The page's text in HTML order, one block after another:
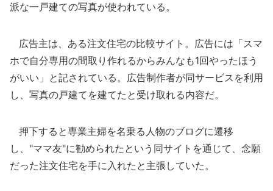
派な一戸建ての写真が使われている。
広告主は、ある注文住宅の比較サイト。広告には「スマ
ホで自分専用の間取り作れるからみんなも1回やったほう
がいい」と記されている。広告制作者が同サービスを利用
し、写真の戸建てを建てたと受け取れる内容だ。
押下すると専業主婦を名乗る人物のブログに遷移
し、"ママ友"に勧められたという同サイトを通じて、念願
だった注文住宅を手に入れたと主張していた。